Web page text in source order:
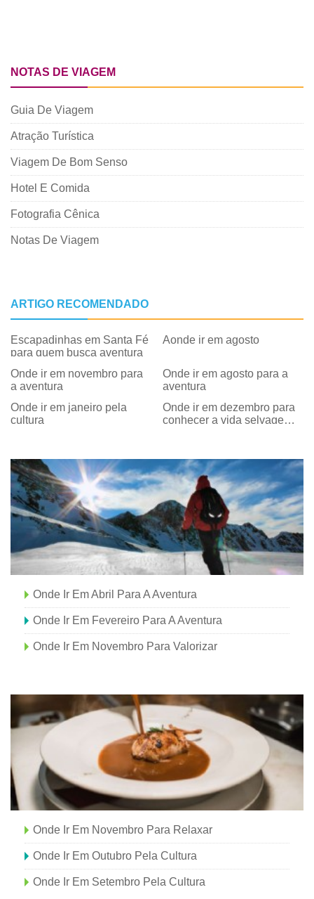
NOTAS DE VIAGEM
Guia De Viagem
Atração Turística
Viagem De Bom Senso
Hotel E Comida
Fotografia Cênica
Notas De Viagem
ARTIGO RECOMENDADO
Escapadinhas em Santa Fé
para quem busca aventura
Aonde ir em agosto
Onde ir em novembro para
a aventura
Onde ir em agosto para a
aventura
Onde ir em janeiro pela
cultura
Onde ir em dezembro para
conhecer a vida selvagem e
Onde Ir Em Abril Para A Aventura
Onde Ir Em Fevereiro Para A Aventura
Onde Ir Em Novembro Para Valorizar
Onde Ir Em Novembro Para Relaxar
Onde Ir Em Outubro Pela Cultura
Onde Ir Em Setembro Pela Cultura